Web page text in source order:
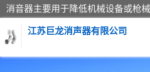
江苏巨龙消声器有限公司